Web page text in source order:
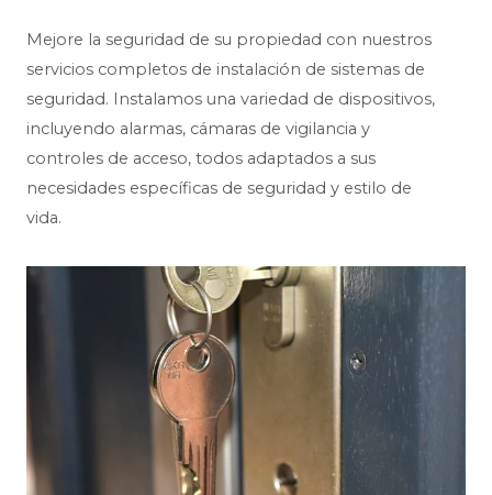
Mejore la seguridad de su propiedad con nuestros
servicios completos de instalación de sistemas de
seguridad. Instalamos una variedad de dispositivos,
incluyendo alarmas, cámaras de vigilancia y
controles de acceso, todos adaptados a sus
necesidades específicas de seguridad y estilo de
vida.